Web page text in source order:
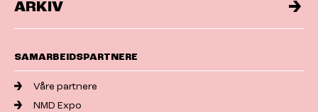
ARKIV
SAMARBEIDSPARTNERE
Våre partnere
NMD Expo